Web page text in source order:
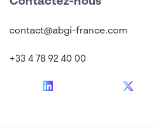
contact@abgi-france.com
+33 4 78 92 40 00